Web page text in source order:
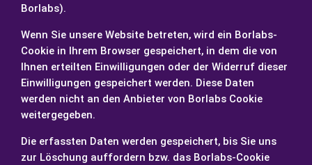
Borlabs).
Wenn Sie unsere Website betreten, wird ein Borlabs-
Cookie in Ihrem Browser gespeichert, in dem die von
Ihnen erteilten Einwilligungen oder der Widerruf dieser
Einwilligungen gespeichert werden. Diese Daten
werden nicht an den Anbieter von Borlabs Cookie
weitergegeben.
Die erfassten Daten werden gespeichert, bis Sie uns
zur Löschung auffordern bzw. das Borlabs-Cookie